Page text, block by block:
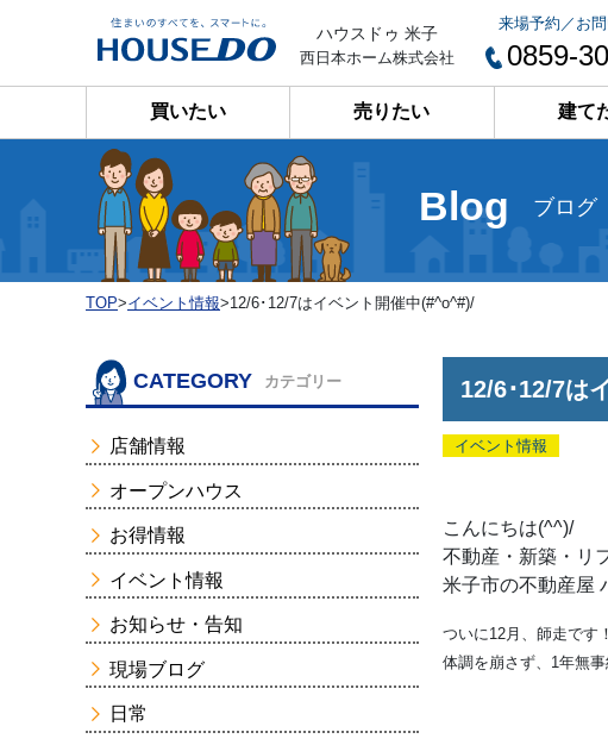
ハウスドゥ 米子
西日本ホーム株式会社
来場予約／お
0859-
買いたい 売りたい 建て
Blog ブログ
TOP>イベント情報>12/6･12/7はイベント開催中(#^o^#)/
12/6･12/7は
イベント情報
こんにちは(^^)/
不動産・新築・リ
米子市の不動産屋
ついに12月、師走です
体調を崩さず、1年無
CATEGORY カテゴリー
店舗情報
オープンハウス
お得情報
イベント情報
お知らせ・告知
現場ブログ
日常